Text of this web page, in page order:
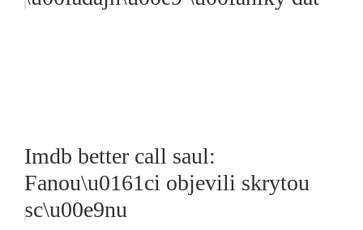
Imdb better call saul:
Fanou\u0161ci objevili skrytou
sc\u00e9nu